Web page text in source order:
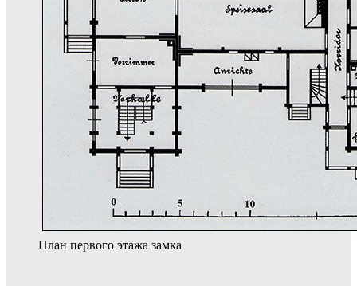
План первого этажа замка